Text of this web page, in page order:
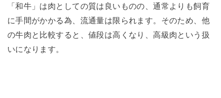
「和牛」は肉としての質は良いものの、通常よりも飼育
に手間がかかる為、流通量は限られます。そのため、他
の牛肉と比較すると、値段は高くなり、高級肉という扱
いになります。